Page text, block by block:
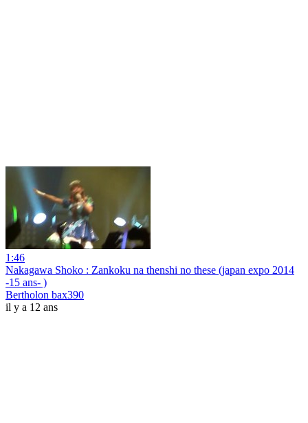
1:46
Nakagawa Shoko : Zankoku na thenshi no these (japan expo 2014
-15 ans- )
Bertholon bax390
il y a 12 ans